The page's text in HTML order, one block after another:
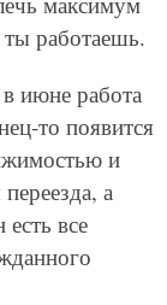
работаешь.
июне работа
то появится
и
а
все